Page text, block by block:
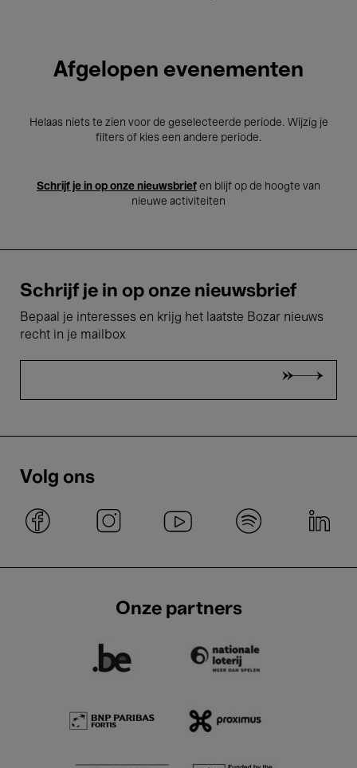
Afgelopen evenementen
Helaas niets te zien voor de geselecteerde periode. Wijzig je
filters of kies een andere periode.
Schrijf je in op onze nieuwsbrief en blijf op de hoogte van
nieuwe activiteiten
Schrijf je in op onze nieuwsbrief
Bepaal je interesses en krijg het laatste Bozar nieuws
recht in je mailbox
Volg ons
Onze partners